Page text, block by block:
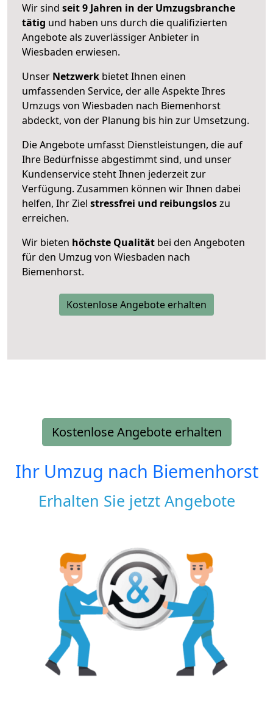
Wir sind seit 9 Jahren in der Umzugsbranche
tätig und haben uns durch die qualifizierten
Angebote als zuverlässiger Anbieter in
Wiesbaden erwiesen.
Unser Netzwerk bietet Ihnen einen
umfassenden Service, der alle Aspekte Ihres
Umzugs von Wiesbaden nach Biemenhorst
abdeckt, von der Planung bis hin zur Umsetzung.
Die Angebote umfasst Dienstleistungen, die auf
Ihre Bedürfnisse abgestimmt sind, und unser
Kundenservice steht Ihnen jederzeit zur
Verfügung. Zusammen können wir Ihnen dabei
helfen, Ihr Ziel stressfrei und reibungsloszu
erreichen.
Wir bieten höchste Qualität bei den Angeboten
für den Umzug von Wiesbaden nach
Biemenhorst.
Kostenlose Angebote erhalten
Kostenlose Angebote erhalten
Ihr Umzug nach Biemenhorst
Erhalten Sie jetzt Angebote